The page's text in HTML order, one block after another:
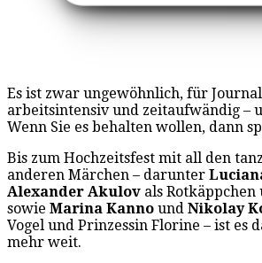
Es ist zwar ungewöhnlich, für
arbeitsintensiv und zeitaufwändig –
Wenn Sie es behalten wollen, dann
Bis zum Hochzeitsfest mit all den
anderen Märchen – darunter
Alexander Akulov als
sowie Marina Kanno und Nikolay
Vogel und Prinzessin Florine – ist es
mehr weit.